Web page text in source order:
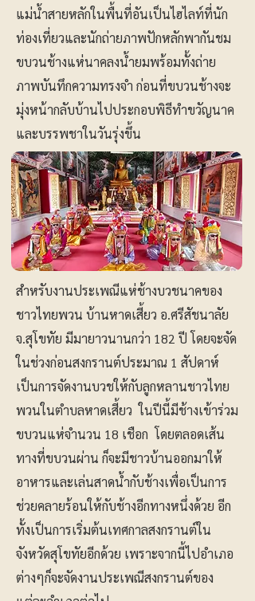
แม่น้ำสายหลักในพื้นที่อันเป็นไฮไลท์ที่นัก
ท่องเที่ยวและนักถ่ายภาพปักหลักพากันชม
ขบวนช้างแห่นาคลงน้ำยมพร้อมทั้งถ่าย
ภาพบันทึกความทรงจำ ก่อนที่ขบวนช้างจะ
มุ่งหน้ากลับบ้านไปประกอบพิธีทำขวัญนาค
และบรรพชาในวันรุ่งขึ้น
สำหรับงานประเพณีแห่ช้างบวชนาคของ
ชาวไทยพวน บ้านหาดเสี้ยว อ.ศรีสัชนาลัย
จ.สุโขทัย มีมายาวนานกว่า 182 ปี โดยจะจัด
ในช่วงก่อนสงกรานต์ประมาณ 1 สัปดาห์
เป็นการจัดงานบวชให้กับลูกหลานชาวไทย
พวนในตำบลหาดเสี้ยว ในปีนี้มีช้างเข้าร่วม
ขบวนแห่จำนวน 18 เชือก โดยตลอดเส้น
ทางที่ขบวนผ่าน ก็จะมีชาวบ้านออกมาให้
อาหารและเล่นสาดน้ำกับช้างเพื่อเป็นการ
ช่วยคลายร้อนให้กับช้างอีกทางหนึ่งด้วย อีก
ทั้งเป็นการเริ่มต้นเทศกาลสงกรานต์ใน
จังหวัดสุโขทัยอีกด้วย เพราะจากนี้ไปอำเภอ
ต่างๆก็จะจัดงานประเพณีสงกรานต์ของ